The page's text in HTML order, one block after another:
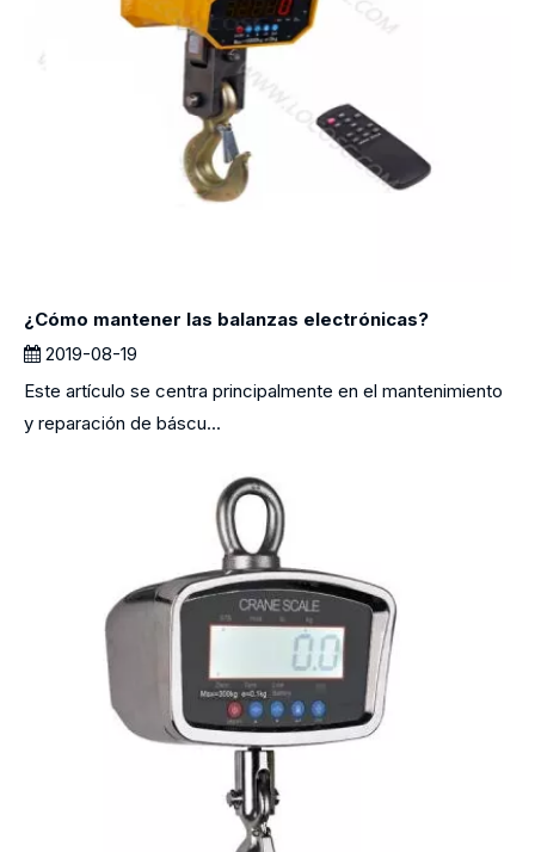
¿Cómo mantener las balanzas electrónicas?
2019-08-19
Este artículo se centra principalmente en el mantenimiento
y reparación de báscu...